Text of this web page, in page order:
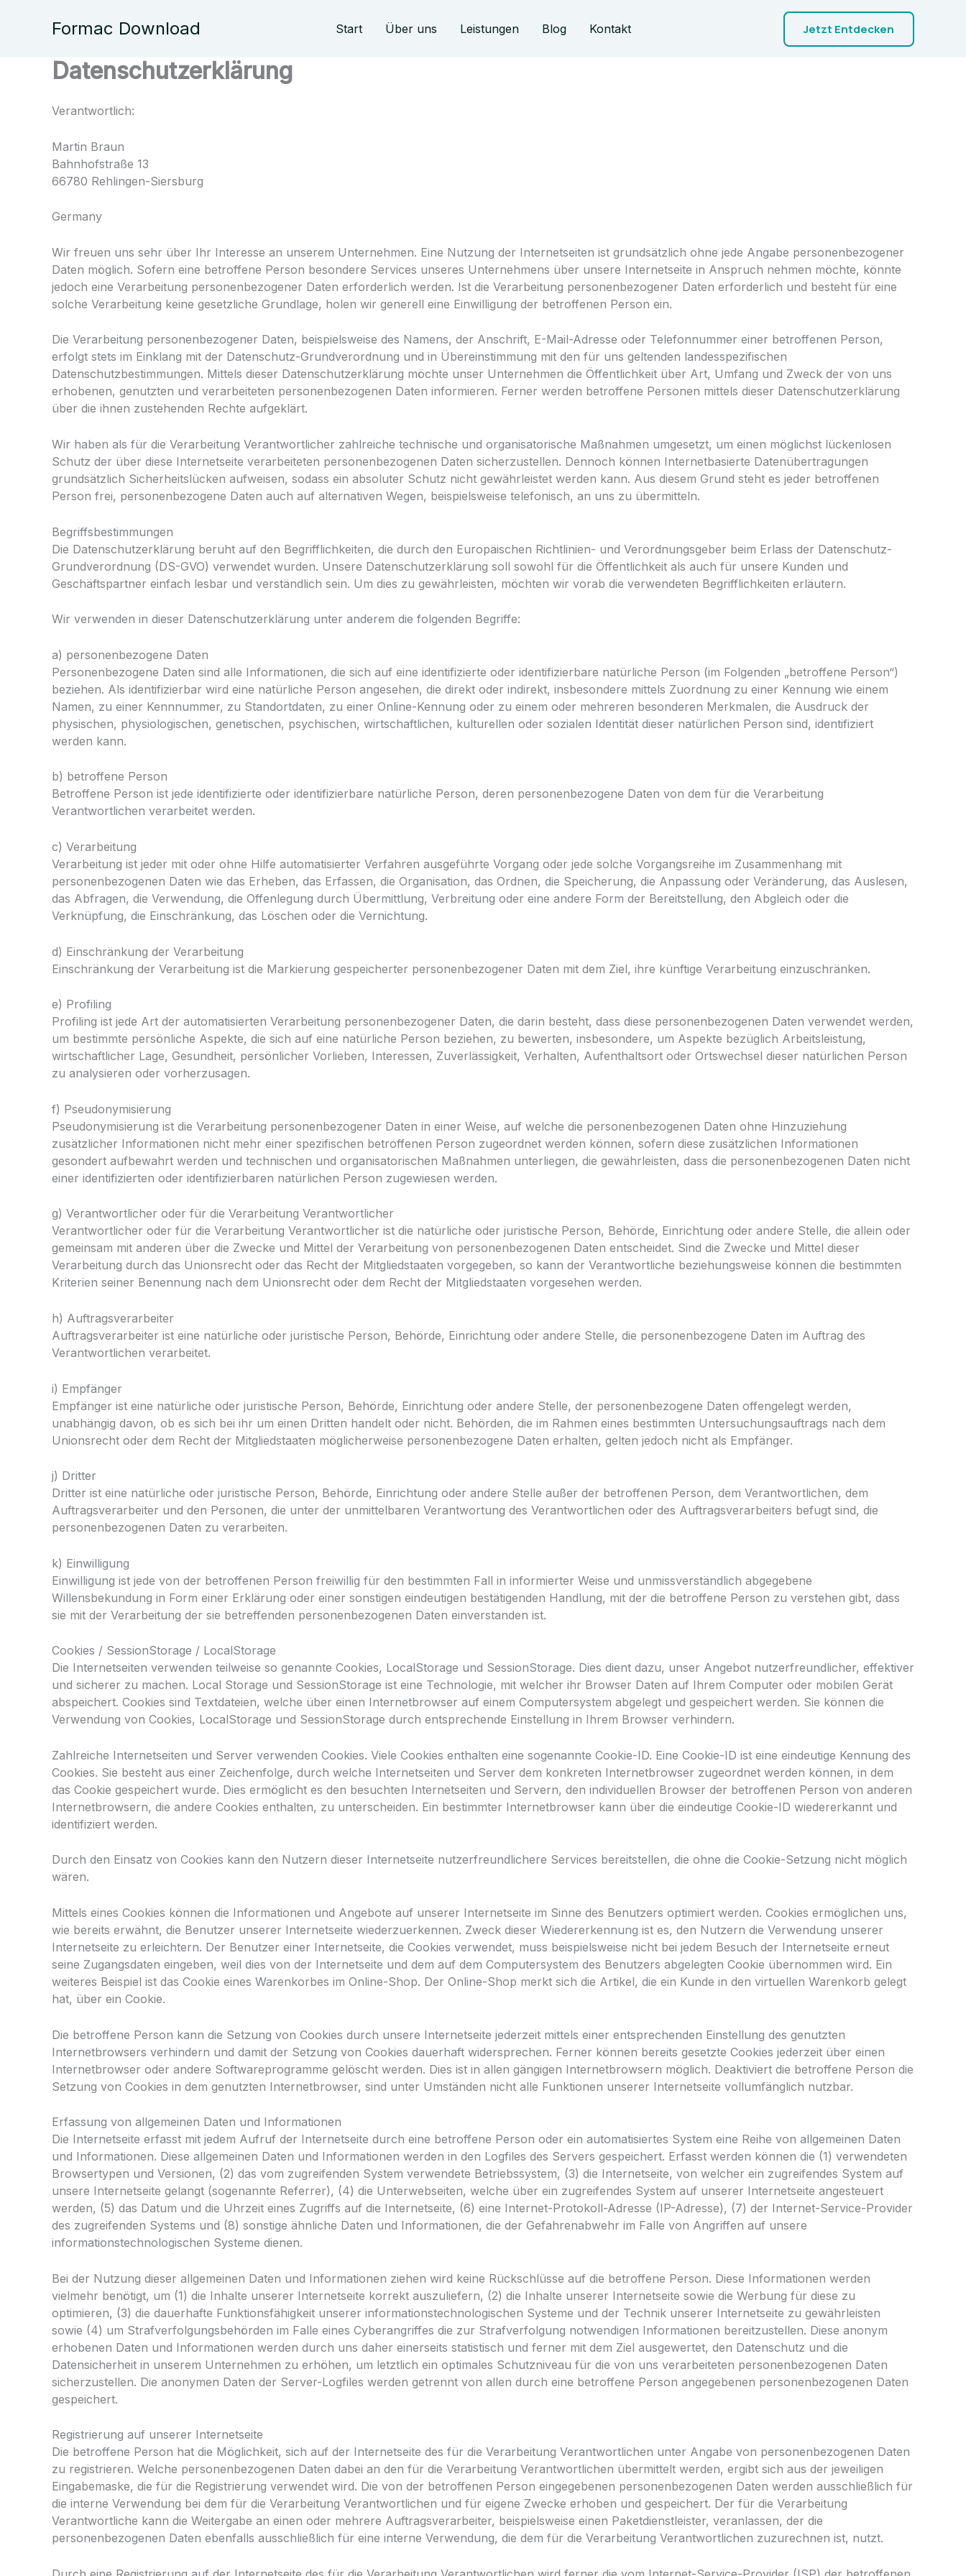
Formac Download Start Über uns Leistungen Blog Kontakt Jetzt Entdecken
Datenschutzerklärung
Verantwortlich:
Martin Braun
Bahnhofstraße 13
66780 Rehlingen-Siersburg
Germany
Wir freuen uns sehr über Ihr Interesse an unserem Unternehmen. Eine Nutzung der Internetseiten ist grundsätzlich ohne jede Angabe personenbezogener
Daten möglich. Sofern eine betroffene Person besondere Services unseres Unternehmens über unsere Internetseite in Anspruch nehmen möchte, könnte
jedoch eine Verarbeitung personenbezogener Daten erforderlich werden. Ist die Verarbeitung personenbezogener Daten erforderlich und besteht für eine
solche Verarbeitung keine gesetzliche Grundlage, holen wir generell eine Einwilligung der betroffenen Person ein.
Die Verarbeitung personenbezogener Daten, beispielsweise des Namens, der Anschrift, E-Mail-Adresse oder Telefonnummer einer betroffenen Person,
erfolgt stets im Einklang mit der Datenschutz-Grundverordnung und in Übereinstimmung mit den für uns geltenden landesspezifischen
Datenschutzbestimmungen. Mittels dieser Datenschutzerklärung möchte unser Unternehmen die Öffentlichkeit über Art, Umfang und Zweck der von uns
erhobenen, genutzten und verarbeiteten personenbezogenen Daten informieren. Ferner werden betroffene Personen mittels dieser Datenschutzerklärung
über die ihnen zustehenden Rechte aufgeklärt.
Wir haben als für die Verarbeitung Verantwortlicher zahlreiche technische und organisatorische Maßnahmen umgesetzt, um einen möglichst lückenlosen
Schutz der über diese Internetseite verarbeiteten personenbezogenen Daten sicherzustellen. Dennoch können Internetbasierte Datenübertragungen
grundsätzlich Sicherheitslücken aufweisen, sodass ein absoluter Schutz nicht gewährleistet werden kann. Aus diesem Grund steht es jeder betroffenen
Person frei, personenbezogene Daten auch auf alternativen Wegen, beispielsweise telefonisch, an uns zu übermitteln.
Begriffsbestimmungen
Die Datenschutzerklärung beruht auf den Begrifflichkeiten, die durch den Europäischen Richtlinien- und Verordnungsgeber beim Erlass der Datenschutz-
Grundverordnung (DS-GVO) verwendet wurden. Unsere Datenschutzerklärung soll sowohl für die Öffentlichkeit als auch für unsere Kunden und
Geschäftspartner einfach lesbar und verständlich sein. Um dies zu gewährleisten, möchten wir vorab die verwendeten Begrifflichkeiten erläutern.
Wir verwenden in dieser Datenschutzerklärung unter anderem die folgenden Begriffe:
a) personenbezogene Daten
Personenbezogene Daten sind alle Informationen, die sich auf eine identifizierte oder identifizierbare natürliche Person (im Folgenden „betroffene Person“)
beziehen. Als identifizierbar wird eine natürliche Person angesehen, die direkt oder indirekt, insbesondere mittels Zuordnung zu einer Kennung wie einem
Namen, zu einer Kennnummer, zu Standortdaten, zu einer Online-Kennung oder zu einem oder mehreren besonderen Merkmalen, die Ausdruck der
physischen, physiologischen, genetischen, psychischen, wirtschaftlichen, kulturellen oder sozialen Identität dieser natürlichen Person sind, identifiziert
werden kann.
b) betroffene Person
Betroffene Person ist jede identifizierte oder identifizierbare natürliche Person, deren personenbezogene Daten von dem für die Verarbeitung
Verantwortlichen verarbeitet werden.
c) Verarbeitung
Verarbeitung ist jeder mit oder ohne Hilfe automatisierter Verfahren ausgeführte Vorgang oder jede solche Vorgangsreihe im Zusammenhang mit
personenbezogenen Daten wie das Erheben, das Erfassen, die Organisation, das Ordnen, die Speicherung, die Anpassung oder Veränderung, das Auslesen,
das Abfragen, die Verwendung, die Offenlegung durch Übermittlung, Verbreitung oder eine andere Form der Bereitstellung, den Abgleich oder die
Verknüpfung, die Einschränkung, das Löschen oder die Vernichtung.
d) Einschränkung der Verarbeitung
Einschränkung der Verarbeitung ist die Markierung gespeicherter personenbezogener Daten mit dem Ziel, ihre künftige Verarbeitung einzuschränken.
e) Profiling
Profiling ist jede Art der automatisierten Verarbeitung personenbezogener Daten, die darin besteht, dass diese personenbezogenen Daten verwendet werden,
um bestimmte persönliche Aspekte, die sich auf eine natürliche Person beziehen, zu bewerten, insbesondere, um Aspekte bezüglich Arbeitsleistung,
wirtschaftlicher Lage, Gesundheit, persönlicher Vorlieben, Interessen, Zuverlässigkeit, Verhalten, Aufenthaltsort oder Ortswechsel dieser natürlichen Person
zu analysieren oder vorherzusagen.
f) Pseudonymisierung
Pseudonymisierung ist die Verarbeitung personenbezogener Daten in einer Weise, auf welche die personenbezogenen Daten ohne Hinzuziehung
zusätzlicher Informationen nicht mehr einer spezifischen betroffenen Person zugeordnet werden können, sofern diese zusätzlichen Informationen
gesondert aufbewahrt werden und technischen und organisatorischen Maßnahmen unterliegen, die gewährleisten, dass die personenbezogenen Daten nicht
einer identifizierten oder identifizierbaren natürlichen Person zugewiesen werden.
g) Verantwortlicher oder für die Verarbeitung Verantwortlicher
Verantwortlicher oder für die Verarbeitung Verantwortlicher ist die natürliche oder juristische Person, Behörde, Einrichtung oder andere Stelle, die allein oder
gemeinsam mit anderen über die Zwecke und Mittel der Verarbeitung von personenbezogenen Daten entscheidet. Sind die Zwecke und Mittel dieser
Verarbeitung durch das Unionsrecht oder das Recht der Mitgliedstaaten vorgegeben, so kann der Verantwortliche beziehungsweise können die bestimmten
Kriterien seiner Benennung nach dem Unionsrecht oder dem Recht der Mitgliedstaaten vorgesehen werden.
h) Auftragsverarbeiter
Auftragsverarbeiter ist eine natürliche oder juristische Person, Behörde, Einrichtung oder andere Stelle, die personenbezogene Daten im Auftrag des
Verantwortlichen verarbeitet.
i) Empfänger
Empfänger ist eine natürliche oder juristische Person, Behörde, Einrichtung oder andere Stelle, der personenbezogene Daten offengelegt werden,
unabhängig davon, ob es sich bei ihr um einen Dritten handelt oder nicht. Behörden, die im Rahmen eines bestimmten Untersuchungsauftrags nach dem
Unionsrecht oder dem Recht der Mitgliedstaaten möglicherweise personenbezogene Daten erhalten, gelten jedoch nicht als Empfänger.
j) Dritter
Dritter ist eine natürliche oder juristische Person, Behörde, Einrichtung oder andere Stelle außer der betroffenen Person, dem Verantwortlichen, dem
Auftragsverarbeiter und den Personen, die unter der unmittelbaren Verantwortung des Verantwortlichen oder des Auftragsverarbeiters befugt sind, die
personenbezogenen Daten zu verarbeiten.
k) Einwilligung
Einwilligung ist jede von der betroffenen Person freiwillig für den bestimmten Fall in informierter Weise und unmissverständlich abgegebene
Willensbekundung in Form einer Erklärung oder einer sonstigen eindeutigen bestätigenden Handlung, mit der die betroffene Person zu verstehen gibt, dass
sie mit der Verarbeitung der sie betreffenden personenbezogenen Daten einverstanden ist.
Cookies / SessionStorage / LocalStorage
Die Internetseiten verwenden teilweise so genannte Cookies, LocalStorage und SessionStorage. Dies dient dazu, unser Angebot nutzerfreundlicher, effektiver
und sicherer zu machen. Local Storage und SessionStorage ist eine Technologie, mit welcher ihr Browser Daten auf Ihrem Computer oder mobilen Gerät
abspeichert. Cookies sind Textdateien, welche über einen Internetbrowser auf einem Computersystem abgelegt und gespeichert werden. Sie können die
Verwendung von Cookies, LocalStorage und SessionStorage durch entsprechende Einstellung in Ihrem Browser verhindern.
Zahlreiche Internetseiten und Server verwenden Cookies. Viele Cookies enthalten eine sogenannte Cookie-ID. Eine Cookie-ID ist eine eindeutige Kennung des
Cookies. Sie besteht aus einer Zeichenfolge, durch welche Internetseiten und Server dem konkreten Internetbrowser zugeordnet werden können, in dem
das Cookie gespeichert wurde. Dies ermöglicht es den besuchten Internetseiten und Servern, den individuellen Browser der betroffenen Person von anderen
Internetbrowsern, die andere Cookies enthalten, zu unterscheiden. Ein bestimmter Internetbrowser kann über die eindeutige Cookie-ID wiedererkannt und
identifiziert werden.
Durch den Einsatz von Cookies kann den Nutzern dieser Internetseite nutzerfreundlichere Services bereitstellen, die ohne die Cookie-Setzung nicht möglich
wären.
Mittels eines Cookies können die Informationen und Angebote auf unserer Internetseite im Sinne des Benutzers optimiert werden. Cookies ermöglichen uns,
wie bereits erwähnt, die Benutzer unserer Internetseite wiederzuerkennen. Zweck dieser Wiedererkennung ist es, den Nutzern die Verwendung unserer
Internetseite zu erleichtern. Der Benutzer einer Internetseite, die Cookies verwendet, muss beispielsweise nicht bei jedem Besuch der Internetseite erneut
seine Zugangsdaten eingeben, weil dies von der Internetseite und dem auf dem Computersystem des Benutzers abgelegten Cookie übernommen wird. Ein
weiteres Beispiel ist das Cookie eines Warenkorbes im Online-Shop. Der Online-Shop merkt sich die Artikel, die ein Kunde in den virtuellen Warenkorb gelegt
hat, über ein Cookie.
Die betroffene Person kann die Setzung von Cookies durch unsere Internetseite jederzeit mittels einer entsprechenden Einstellung des genutzten
Internetbrowsers verhindern und damit der Setzung von Cookies dauerhaft widersprechen. Ferner können bereits gesetzte Cookies jederzeit über einen
Internetbrowser oder andere Softwareprogramme gelöscht werden. Dies ist in allen gängigen Internetbrowsern möglich. Deaktiviert die betroffene Person die
Setzung von Cookies in dem genutzten Internetbrowser, sind unter Umständen nicht alle Funktionen unserer Internetseite vollumfänglich nutzbar.
Erfassung von allgemeinen Daten und Informationen
Die Internetseite erfasst mit jedem Aufruf der Internetseite durch eine betroffene Person oder ein automatisiertes System eine Reihe von allgemeinen Daten
und Informationen. Diese allgemeinen Daten und Informationen werden in den Logfiles des Servers gespeichert. Erfasst werden können die (1) verwendeten
Browsertypen und Versionen, (2) das vom zugreifenden System verwendete Betriebssystem, (3) die Internetseite, von welcher ein zugreifendes System auf
unsere Internetseite gelangt (sogenannte Referrer), (4) die Unterwebseiten, welche über ein zugreifendes System auf unserer Internetseite angesteuert
werden, (5) das Datum und die Uhrzeit eines Zugriffs auf die Internetseite, (6) eine Internet-Protokoll-Adresse (IP-Adresse), (7) der Internet-Service-Provider
des zugreifenden Systems und (8) sonstige ähnliche Daten und Informationen, die der Gefahrenabwehr im Falle von Angriffen auf unsere
informationstechnologischen Systeme dienen.
Bei der Nutzung dieser allgemeinen Daten und Informationen ziehen wird keine Rückschlüsse auf die betroffene Person. Diese Informationen werden
vielmehr benötigt, um (1) die Inhalte unserer Internetseite korrekt auszuliefern, (2) die Inhalte unserer Internetseite sowie die Werbung für diese zu
optimieren, (3) die dauerhafte Funktionsfähigkeit unserer informationstechnologischen Systeme und der Technik unserer Internetseite zu gewährleisten
sowie (4) um Strafverfolgungsbehörden im Falle eines Cyberangriffes die zur Strafverfolgung notwendigen Informationen bereitzustellen. Diese anonym
erhobenen Daten und Informationen werden durch uns daher einerseits statistisch und ferner mit dem Ziel ausgewertet, den Datenschutz und die
Datensicherheit in unserem Unternehmen zu erhöhen, um letztlich ein optimales Schutzniveau für die von uns verarbeiteten personenbezogenen Daten
sicherzustellen. Die anonymen Daten der Server-Logfiles werden getrennt von allen durch eine betroffene Person angegebenen personenbezogenen Daten
gespeichert.
Registrierung auf unserer Internetseite
Die betroffene Person hat die Möglichkeit, sich auf der Internetseite des für die Verarbeitung Verantwortlichen unter Angabe von personenbezogenen Daten
zu registrieren. Welche personenbezogenen Daten dabei an den für die Verarbeitung Verantwortlichen übermittelt werden, ergibt sich aus der jeweiligen
Eingabemaske, die für die Registrierung verwendet wird. Die von der betroffenen Person eingegebenen personenbezogenen Daten werden ausschließlich für
die interne Verwendung bei dem für die Verarbeitung Verantwortlichen und für eigene Zwecke erhoben und gespeichert. Der für die Verarbeitung
Verantwortliche kann die Weitergabe an einen oder mehrere Auftragsverarbeiter, beispielsweise einen Paketdienstleister, veranlassen, der die
personenbezogenen Daten ebenfalls ausschließlich für eine interne Verwendung, die dem für die Verarbeitung Verantwortlichen zuzurechnen ist, nutzt.